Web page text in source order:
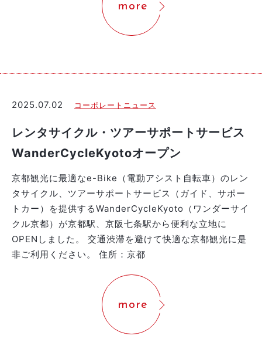
more
2025.07.02 コーポレートニュース
レンタサイクル・ツアーサポートサービス
WanderCycleKyotoオープン
京都観光に最適なe-Bike（電動アシスト自転車）のレン
タサイクル、ツアーサポートサービス（ガイド、サポー
トカー）を提供するWanderCycleKyoto（ワンダーサイ
クル京都）が京都駅、京阪七条駅から便利な立地に
OPENしました。 交通渋滞を避けて快適な京都観光に是
非ご利用ください。 住所：京都
more